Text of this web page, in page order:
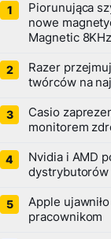
Piorunująca
nowe
Magnetic 8KHz
Razer
twórców na
Casio
monitorem
Nvidia i AMD
dystrybutorów
Apple
pracownikom